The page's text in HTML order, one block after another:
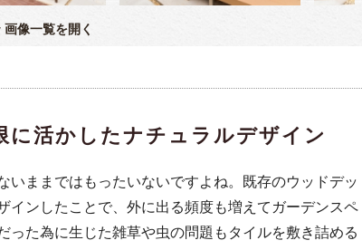
画像一覧を開く
に活かしたナチュラルデザイン
ままではもったいないですよね。既存のウッドデッ
インしたことで、外に出る頻度も増えてガーデンスペ
った為に生じた雑草や虫の問題もタイルを敷き詰める